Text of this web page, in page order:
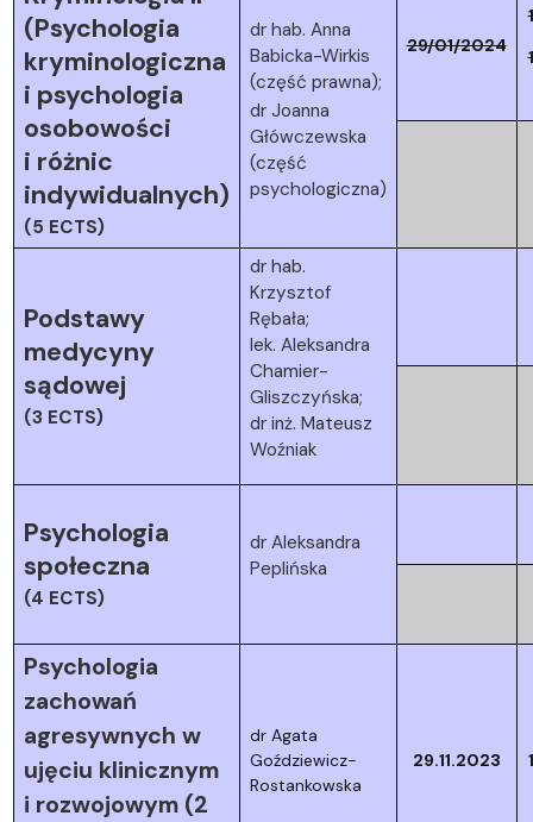
(Psychologia
kryminologiczna
i psychologia
osobowości
i różnic
indywidualnych)
(5 ECTS)
dr hab. Anna
Babicka-Wirkis
(część prawna);
dr Joanna
Główczewska
(część
psychologiczna)
29/01/2024
Podstawy
medycyny
sądowej
(3 ECTS)
dr hab.
Krzysztof
Rębała;
lek. Aleksandra
Chamier-
Gliszczyńska;
dr inż. Mateusz
Woźniak
Psychologia
społeczna
(4 ECTS)
dr Aleksandra
Peplińska
Psychologia
zachowań
agresywnych w
ujęciu klinicznym
i rozwojowym (2
dr Agata
Goździewicz-
Rostankowska
29.11.2023